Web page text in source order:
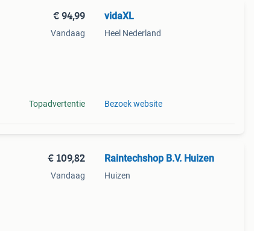
€ 94,99
Vandaag
Topadvertentie
vidaXL
Heel Nederland
Bezoek website
€ 109,82
Vandaag
Raintechshop B.V. Huizen
Huizen